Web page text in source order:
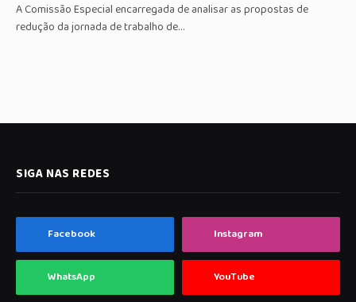
A Comissão Especial encarregada de analisar as propostas de
redução da jornada de trabalho de…
SIGA NAS REDES
Facebook Instagram
WhatsApp YouTube